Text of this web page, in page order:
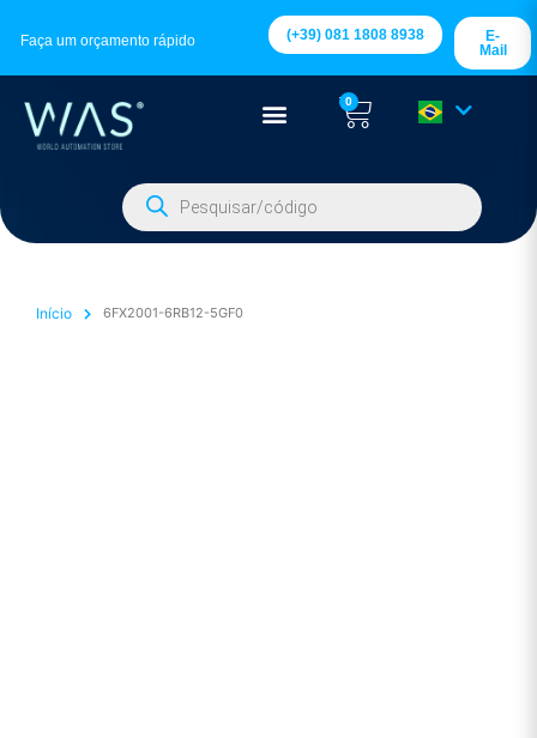
Faça um orçamento rápido (+39) 081 1808 8938
E-
Mail
0
Início 6FX2001-6RB12-5GF0